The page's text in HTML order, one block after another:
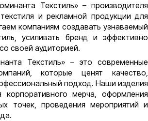
Текстиль» – производителя
и рекламной продукции для
компаниям создавать узнаваемый
усиливать бренд и эффективно
своей аудиторией.
Текстиль» – это современные
которые ценят качество,
подход. Наши изделия
корпоративного мерча, оформления
точек, проведения мероприятий и